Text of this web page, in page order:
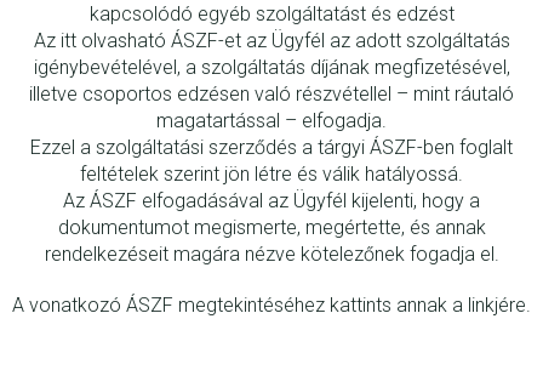
kapcsolódó egyéb szolgáltatást és edzést
Az itt olvasható ÁSZF-et az Ügyfél az adott szolgáltatás
igénybevételével, a szolgáltatás díjának megfizetésével,
illetve csoportos edzésen való részvétellel – mint ráutaló
magatartással – elfogadja.
Ezzel a szolgáltatási szerződés a tárgyi ÁSZF-ben foglalt
feltételek szerint jön létre és válik hatályossá.
Az ÁSZF elfogadásával az Ügyfél kijelenti, hogy a
dokumentumot megismerte, megértette, és annak
rendelkezéseit magára nézve kötelezőnek fogadja el.
A vonatkozó ÁSZF megtekintéséhez kattints annak a linkjére.